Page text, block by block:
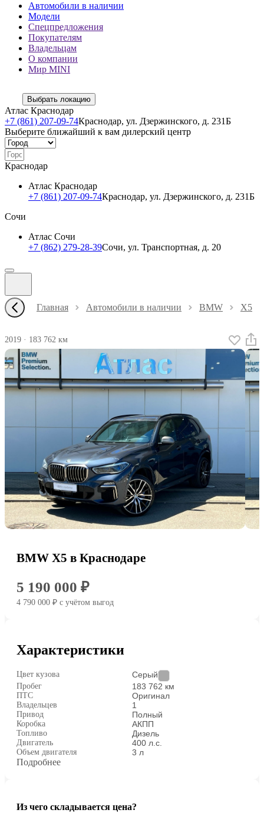
Автомобили в наличии
Модели
Спецпредложения
Покупателям
Владельцам
О компании
Мир MINI
Выбрать локацию
Атлас Краснодар
+7 (861) 207-09-74Краснодар, ул. Дзержинского, д. 231Б
Выберите ближайший к вам дилерский центр
Краснодар
Атлас Краснодар
+7 (861) 207-09-74Краснодар, ул. Дзержинского, д. 231Б
Сочи
Атлас Сочи
+7 (862) 279-28-39Сочи, ул. Транспортная, д. 20
Главная Автомобили в наличии BMW X5
2019 · 183 762 км
BMW X5 в Краснодаре
5 190 000 ₽
4 790 000 ₽ c учётом выгод
Характеристики
Цвет кузова Серый
Пробег 183 762 км
ПТС Оригинал
Владельцев 1
Привод Полный
Коробка АКПП
Топливо Дизель
Двигатель 400 л.с.
Объем двигателя 3 л
Подробнее
Из чего складывается цена?